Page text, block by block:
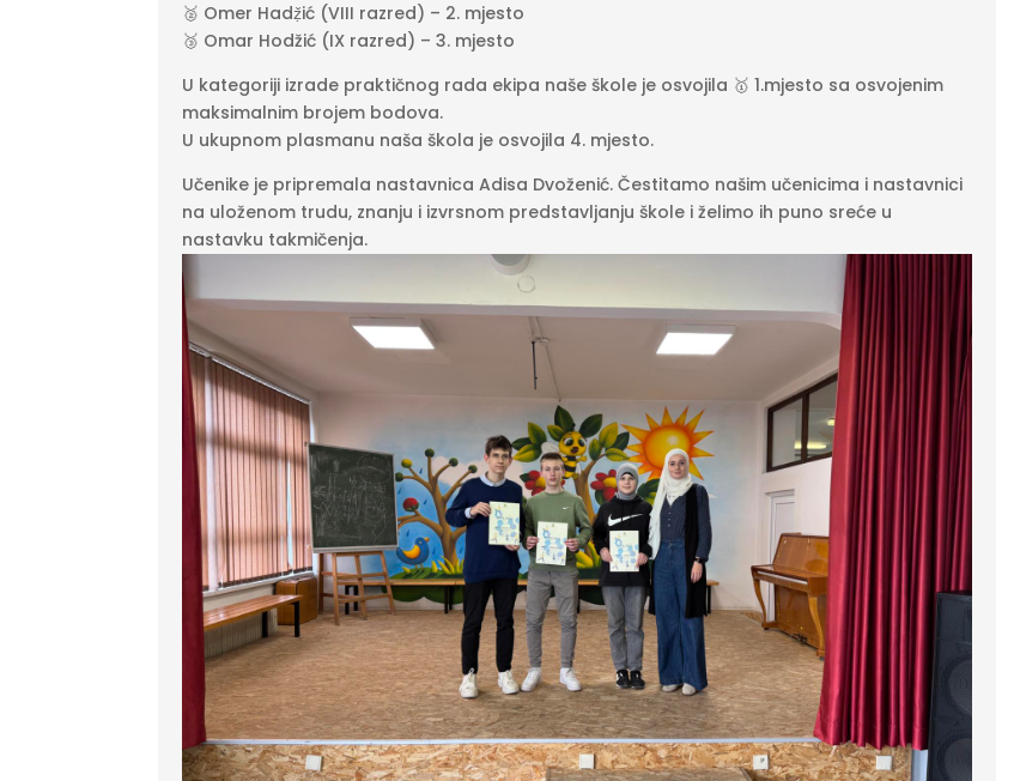
🥈 Omer Hadẓ̌ić (VIII razred) – 2. mjesto
🥉 Omar Hodžić (IX razred) – 3. mjesto
U kategoriji izrade praktičnog rada ekipa naše škole je osvojila 🥇 1.mjesto sa osvojenim
maksimalnim brojem bodova.
U ukupnom plasmanu naša škola je osvojila 4. mjesto.
Učenike je pripremala nastavnica Adisa Dvoženić. Čestitamo našim učenicima i nastavnici
na uloženom trudu, znanju i izvrsnom predstavljanju škole i želimo ih puno sreće u
nastavku takmičenja.